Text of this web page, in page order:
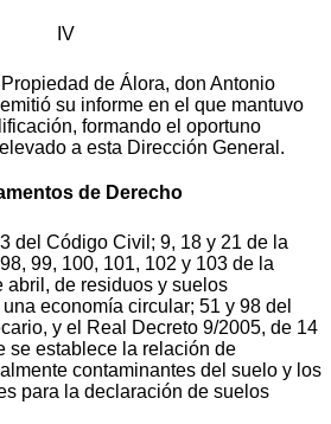
IV
de Álora, don Antonio
su informe en el que mantuvo
formando el oportuno
a esta Dirección General.
de Derecho
del Código Civil; 9, 18 y 21 de la
99, 100, 101, 102 y 103 de la
abril, de residuos y suelos
economía circular; 51 y 98 del
y el Real Decreto 9/2005, de 14
se establece la relación de
contaminantes del suelo y los
para la declaración de suelos